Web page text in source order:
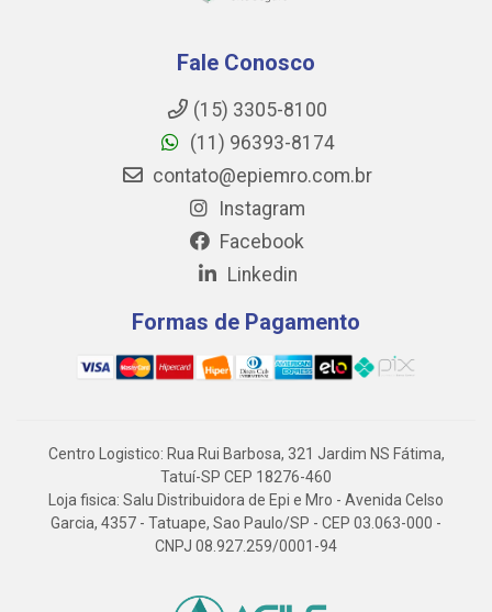
Fale Conosco
(15) 3305-8100
(11) 96393-8174
contato@epiemro.com.br
Instagram
Facebook
Linkedin
Formas de Pagamento
Centro Logistico: Rua Rui Barbosa, 321 Jardim NS Fátima,
Tatuí-SP CEP 18276-460
Loja fisica: Salu Distribuidora de Epi e Mro - Avenida Celso
Garcia, 4357 - Tatuape, Sao Paulo/SP - CEP 03.063-000 -
CNPJ 08.927.259/0001-94